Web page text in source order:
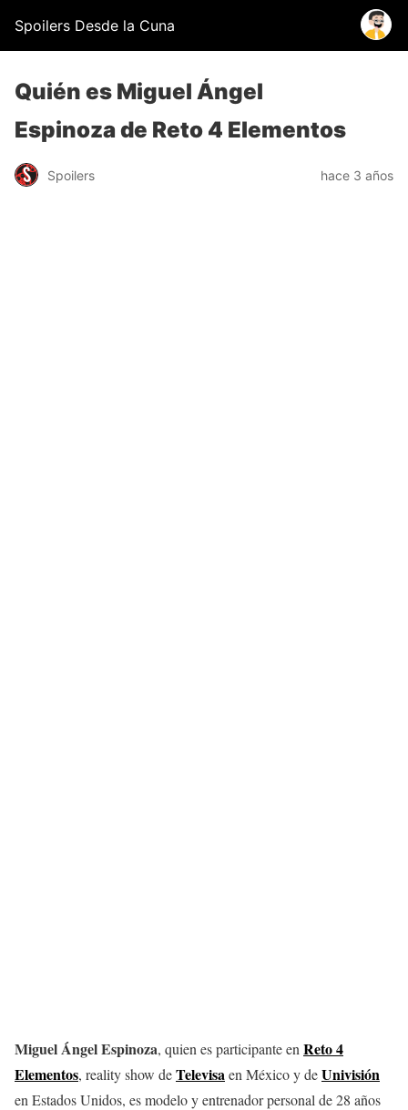
Spoilers Desde la Cuna
Quién es Miguel Ángel
Espinoza de Reto 4 Elementos
Spoilers hace 3 años
Miguel Ángel Espinoza, quien es participante en Reto 4
Elementos, reality show deTelevisaen México y deUnivisión
en Estados Unidos, es modelo y entrenador personal de 28 años